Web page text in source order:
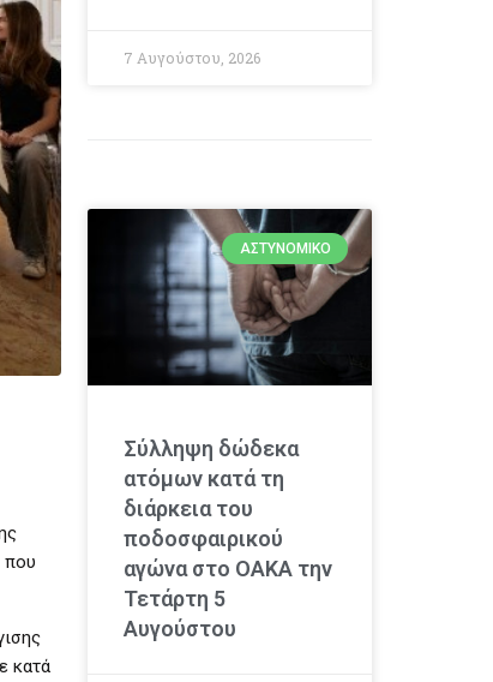
που
κατά
7 Αυγούστου, 2026
ΑΣΤΥΝΟΜΙΚΌ
Σύλληψη δώδεκα
ατόμων κατά τη
διάρκεια του
ποδοσφαιρικού
αγώνα στο ΟΑΚΑ την
Τετάρτη 5
Αυγούστου